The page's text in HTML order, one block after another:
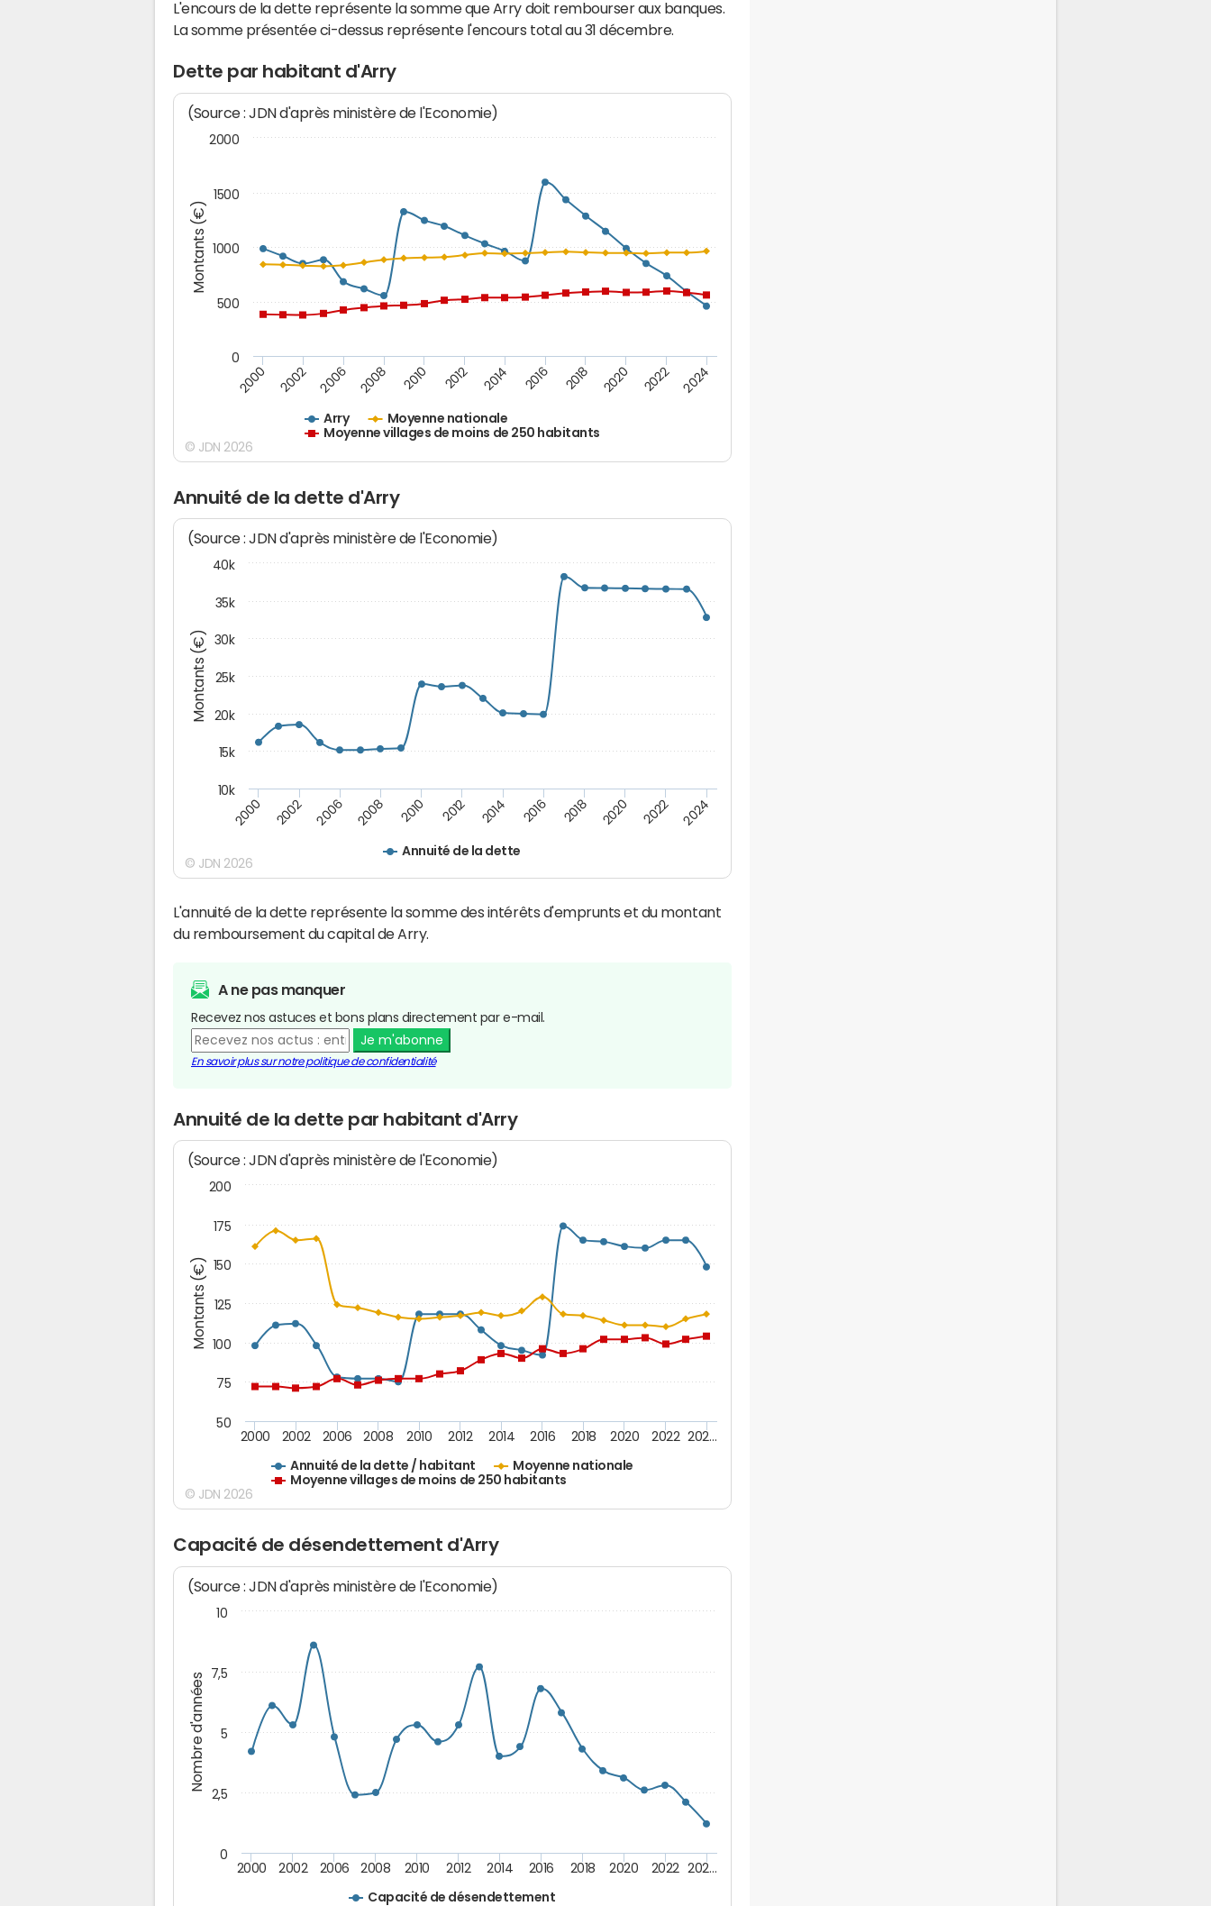
L'encours de la dette représente la somme que Arry doit rembourser aux banques.
La somme présentée ci-dessus représente l'encours total au 31 décembre.
Dette par habitant d'Arry
Montants (€)
(Source : JDN d'après ministère de l'Economie)
Arry
Moyenne nationale
Moyenne villages de moins de 250 habitants
2000 2002 2006 2008 2010 2012 2014 2016 2018 2020 2022 2024
500
1000
1500
0
2000
© JDN 2026
Annuité de la dette d'Arry
Montants (€)
(Source : JDN d'après ministère de l'Economie)
Annuité de la dette
2000 2002 2006 2008 2010 2012 2014 2016 2018 2020 2022 2024
10k
15k
20k
25k
30k
35k
40k
© JDN 2026
L'annuité de la dette représente la somme des intérêts d'emprunts et du montant
du remboursement du capital de Arry.
A ne pas manquer
Recevez nos astuces et bons plans directement par e-mail.
Je m'abonne
En savoir plus sur notre politique de confidentialité
Annuité de la dette par habitant d'Arry
Montants (€)
(Source : JDN d'après ministère de l'Economie)
Annuité de la dette / habitant
Moyenne nationale
Moyenne villages de moins de 250 habitants
2000 2002 2006 2008 2010 2012 2014 2016 2018 2020 2022 202…
50
75
100
125
150
175
200
© JDN 2026
Capacité de désendettement d'Arry
Nombre d'années
(Source : JDN d'après ministère de l'Economie)
Capacité de désendettement
2000 2002 2006 2008 2010 2012 2014 2016 2018 2020 2022 202…
0
10
2,5
5
7,5